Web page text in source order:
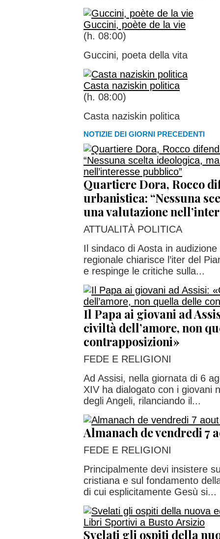
Guccini, poète de la vie
(h. 08:00)
Guccini, poeta della vita
Casta naziskin politica
(h. 08:00)
Casta naziskin politica
NOTIZIE DEI GIORNI PRECEDENTI
Quartiere Dora, Rocco
urbanistica: “Nessuna
una valutazione
ATTUALITÀ POLITICA
Il sindaco di Aosta in
regionale chiarisce l’iter del
e respinge le critiche sulla...
Il Papa ai giovani ad
civiltà dell’amore, non
contrapposizioni»
FEDE E RELIGIONI
Ad Assisi, nella giornata di 6
XIV ha dialogato con i giovani
degli Angeli, rilanciando il...
Almanach de vendredi 7
FEDE E RELIGIONI
Principalmente devi insistere
cristiana e sul fondamento
di cui esplicitamente Gesù si...
Svelati gli ospiti della